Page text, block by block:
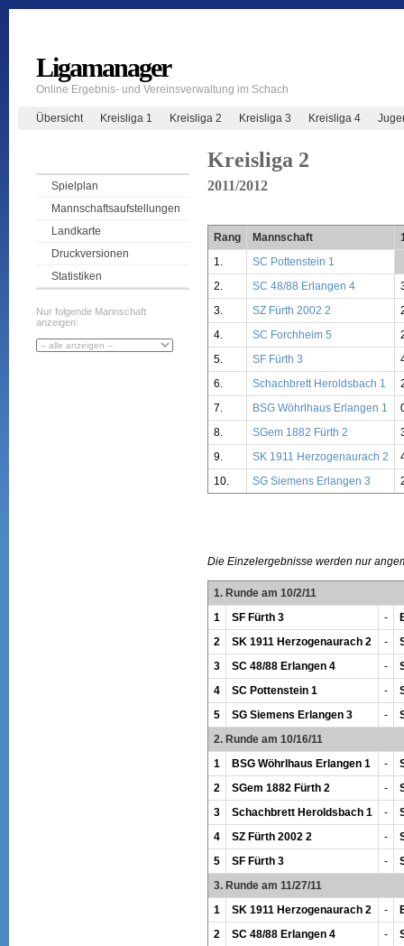
Ligamanager
Online Ergebnis- und Vereinsverwaltung im Schach
Übersicht Kreisliga 1 Kreisliga 2 Kreisliga 3 Kreisliga 4
Spielplan
Mannschaftsaufstellungen
Landkarte
Druckversionen
Statistiken
Nur folgende Mannschaft
anzeigen:
Kreisliga 2
2011/2012
Rang Mannschaft
1.
SC Pottenstein 1
2.
SC 48/88 Erlangen 4
3.
SZ Fürth 2002 2
4.
SC Forchheim 5
5.
SF Fürth 3
6.
Schachbrett Heroldsbach 1
7.
BSG Wöhrlhaus Erlangen 1
8.
SGem 1882 Fürth 2
9.
SK 1911 Herzogenaurach 2
10.
SG Siemens Erlangen 3
Die Einzelergebnisse werden nur
1. Runde am 10/2/11
1
SF Fürth 3 -
2
SK 1911 Herzogenaurach 2 -
3
SC 48/88 Erlangen 4 -
4
SC Pottenstein 1 -
5
SG Siemens Erlangen 3 -
2. Runde am 10/16/11
1
BSG Wöhrlhaus Erlangen 1 -
2
SGem 1882 Fürth 2 -
3
Schachbrett Heroldsbach 1 -
4
SZ Fürth 2002 2 -
5
SF Fürth 3 -
3. Runde am 11/27/11
1
SK 1911 Herzogenaurach 2 -
2
SC 48/88 Erlangen 4 -